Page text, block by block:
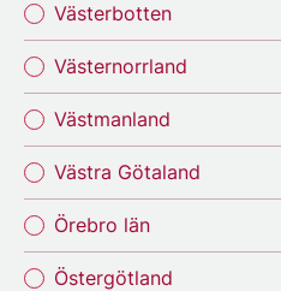
Västerbotten
Västernorrland
Västmanland
Västra Götaland
Örebro län
Östergötland